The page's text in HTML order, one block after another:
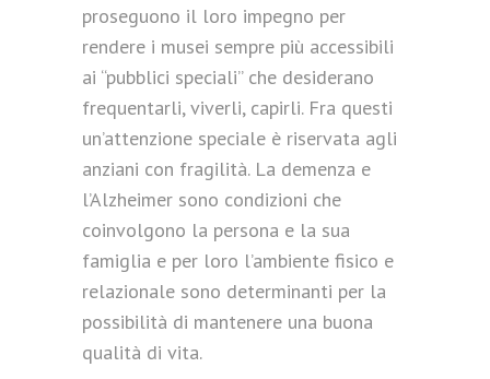
proseguono il loro impegno per
rendere i musei sempre più accessibili
ai “pubblici speciali” che desiderano
frequentarli, viverli, capirli. Fra questi
un’attenzione speciale è riservata agli
anziani con fragilità. La demenza e
l’Alzheimer sono condizioni che
coinvolgono la persona e la sua
famiglia e per loro l’ambiente fisico e
relazionale sono determinanti per la
possibilità di mantenere una buona
qualità di vita.